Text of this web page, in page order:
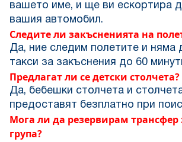
вашето име, и ще ви ескортира
вашия автомобил.
Следите ли закъсненията на
Да, ние следим полетите и няма
такси за закъснения до 60
Предлагат ли се детски столчета?
Да, бебешки столчета и
предоставят безплатно при
Мога ли да резервирам трансфер
група?